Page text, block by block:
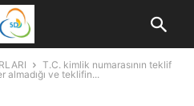
T.C. kimlik numarasının teklif
almadığı ve teklifin...